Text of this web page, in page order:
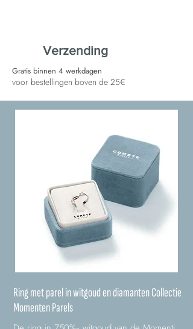
Verzending
Gratis binnen 4 werkdagen
voor bestellingen boven de 25€
Ring met parel in witgoud en diamanten Collectie
Momenten Parels